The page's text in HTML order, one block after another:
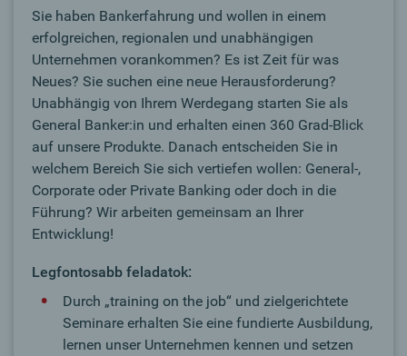
Sie haben Bankerfahrung und wollen in einem
erfolgreichen, regionalen und unabhängigen
Unternehmen vorankommen? Es ist Zeit für was
Neues? Sie suchen eine neue Herausforderung?
Unabhängig von Ihrem Werdegang starten Sie als
General Banker:in und erhalten einen 360 Grad-Blick
auf unsere Produkte. Danach entscheiden Sie in
welchem Bereich Sie sich vertiefen wollen: General-,
Corporate oder Private Banking oder doch in die
Führung? Wir arbeiten gemeinsam an Ihrer
Entwicklung!
Legfontosabb feladatok:
Durch „training on the job“ und zielgerichtete
Seminare erhalten Sie eine fundierte Ausbildung,
lernen unser Unternehmen kennen und setzen